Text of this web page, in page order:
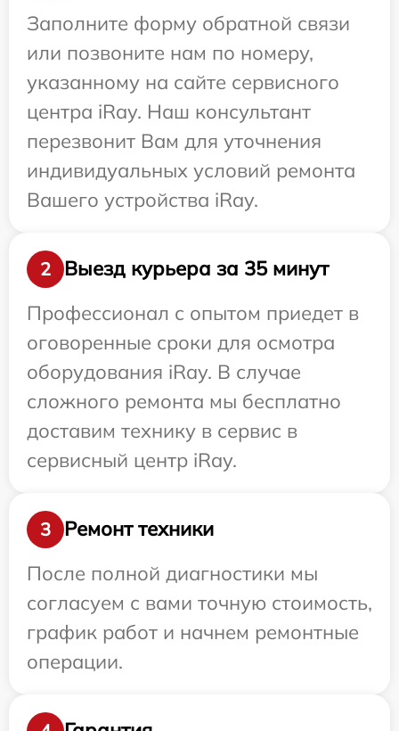
Заполните форму обратной связи
или позвоните нам по номеру,
указанному на сайте сервисного
центра iRay. Наш консультант
перезвонит Вам для уточнения
индивидуальных условий ремонта
Вашего устройства iRay.
2
Выезд курьера за 35 минут
Профессионал с опытом приедет в
оговоренные сроки для осмотра
оборудования iRay. В случае
сложного ремонта мы бесплатно
доставим технику в сервис в
сервисный центр iRay.
3
Ремонт техники
После полной диагностики мы
согласуем с вами точную стоимость,
график работ и начнем ремонтные
операции.